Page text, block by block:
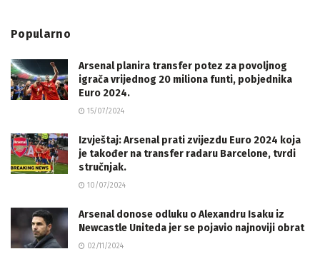
Popularno
Arsenal planira transfer potez za povoljnog
igrača vrijednog 20 miliona funti, pobjednika
Euro 2024.
15/07/2024
Izvještaj: Arsenal prati zvijezdu Euro 2024 koja
je također na transfer radaru Barcelone, tvrdi
stručnjak.
10/07/2024
Arsenal donose odluku o Alexandru Isaku iz
Newcastle Uniteda jer se pojavio najnoviji obrat
02/11/2024